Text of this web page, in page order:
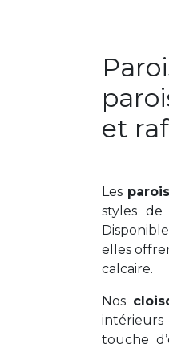
et
Les
styles de
elles
calcaire.
Nos
touche